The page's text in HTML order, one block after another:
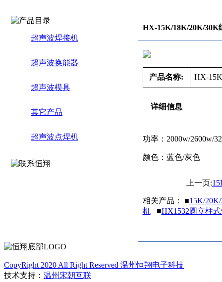
超声波焊接机
超声波换能器
超声波模具
其它产品
超声波点焊机
HX-15K/18K/20K/30K
产品名称: HX-
详细信息
功率：2000w/2600w/
颜色：蓝色/灰色
上一页:
相关产品： ■15K/
机■HX1532圆立柱
CopyRight 2020 All Right Reserved 温州恒翔电子科技
技术支持： 温州宋朝互联